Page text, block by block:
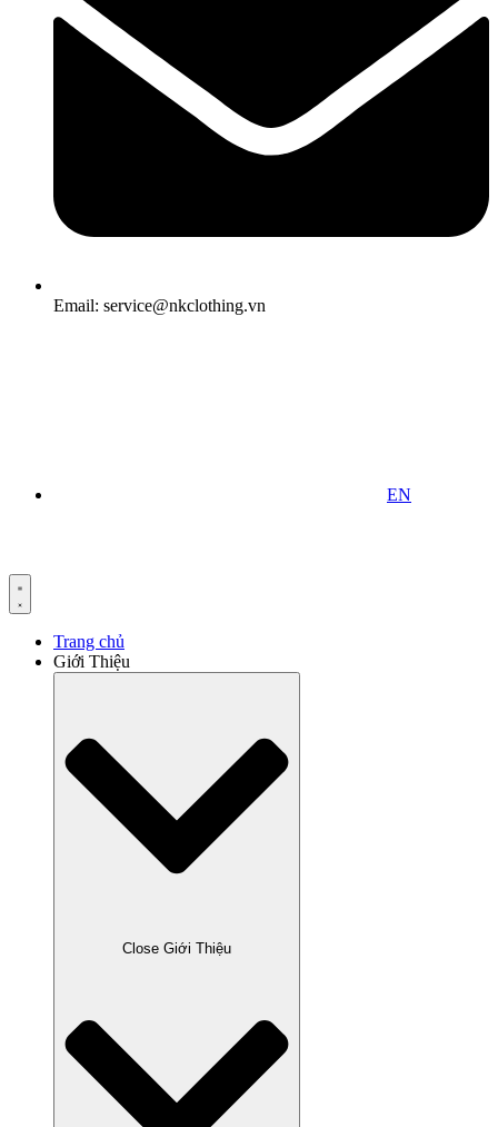
Email: service@nkclothing.vn
EN
Trang chủ
Giới Thiệu
Close Giới Thiệu